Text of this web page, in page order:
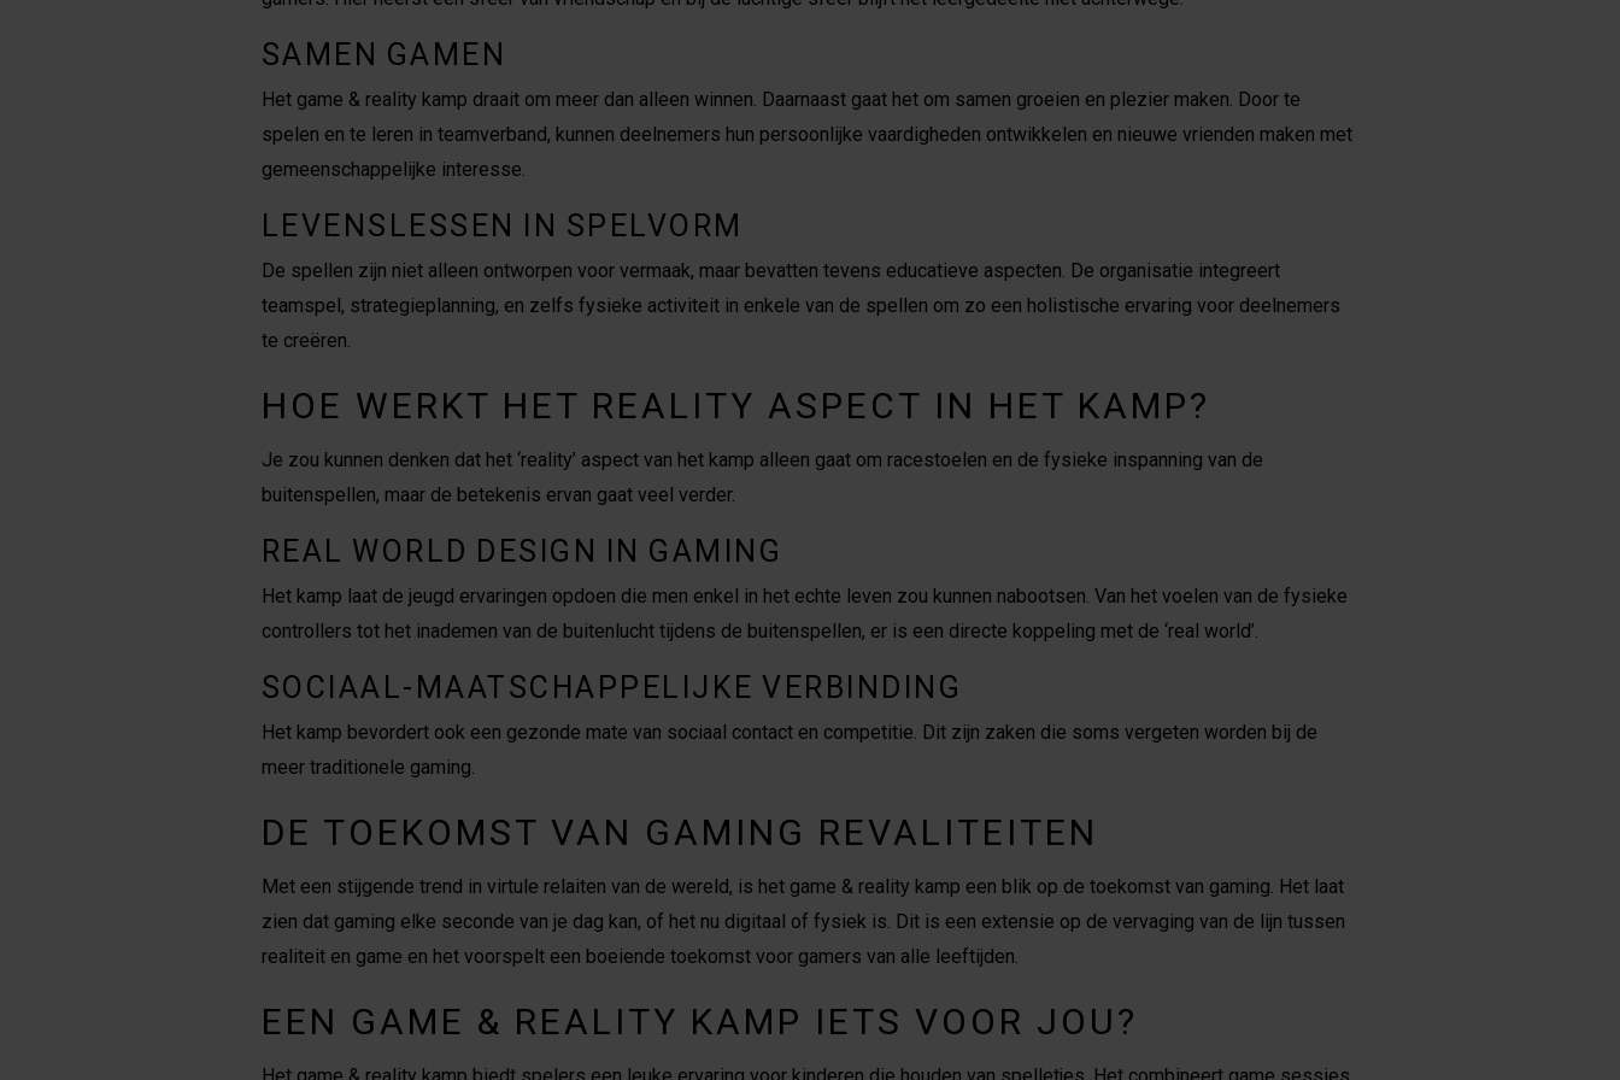
SAMEN GAMEN
Het game & reality kamp draait om meer dan alleen winnen. Daarnaast gaat het om samen groeien en plezier maken. Door te
spelen en te leren in teamverband, kunnen deelnemers hun persoonlijke vaardigheden ontwikkelen en nieuwe vrienden maken met
gemeenschappelijke interesse.
LEVENSLESSEN IN SPELVORM
De spellen zijn niet alleen ontworpen voor vermaak, maar bevatten tevens educatieve aspecten. De organisatie integreert
teamspel, strategieplanning, en zelfs fysieke activiteit in enkele van de spellen om zo een holistische ervaring voor deelnemers
te creëren.
HOE WERKT HET REALITY ASPECT IN HET KAMP?
Je zou kunnen denken dat het ‘reality’ aspect van het kamp alleen gaat om racestoelen en de fysieke inspanning van de
buitenspellen, maar de betekenis ervan gaat veel verder.
REAL WORLD DESIGN IN GAMING
Het kamp laat de jeugd ervaringen opdoen die men enkel in het echte leven zou kunnen nabootsen. Van het voelen van de fysieke
controllers tot het inademen van de buitenlucht tijdens de buitenspellen, er is een directe koppeling met de ‘real world’.
SOCIAAL-MAATSCHAPPELIJKE VERBINDING
Het kamp bevordert ook een gezonde mate van sociaal contact en competitie. Dit zijn zaken die soms vergeten worden bij de
meer traditionele gaming.
DE TOEKOMST VAN GAMING REVALITEITEN
Met een stijgende trend in virtule relaiten van de wereld, is het game & reality kamp een blik op de toekomst van gaming. Het laat
zien dat gaming elke seconde van je dag kan, of het nu digitaal of fysiek is. Dit is een extensie op de vervaging van de lijn tussen
realiteit en game en het voorspelt een boeiende toekomst voor gamers van alle leeftijden.
EEN GAME & REALITY KAMP IETS VOOR JOU?